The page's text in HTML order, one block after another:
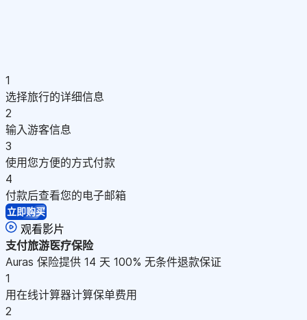
1
选择旅行的详细信息
2
输入游客信息
3
使用您方便的方式付款
4
付款后查看您的电子邮箱
立即购买
观看影片
支付旅游医疗保险
Auras 保险提供 14 天 100% 无条件退款保证
1
用在线计算器计算保单费用
2